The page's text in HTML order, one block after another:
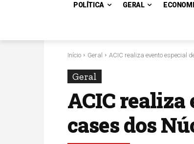
POLÍTICA GERAL
Início Geral ACIC realiza evento especial
Geral
ACIC realiza
cases dos